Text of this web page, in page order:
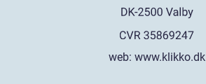
web: www.klikko.dk